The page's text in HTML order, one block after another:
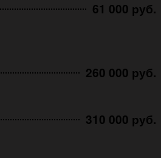
61 000 руб.
260 000 руб.
310 000 руб.